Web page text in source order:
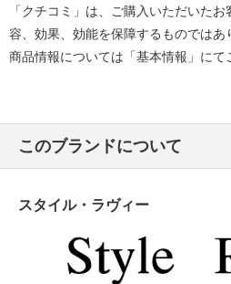
「クチコミ」は、ご購入いただいた
容、効果、効能を保障するものではあ
商品情報については「基本情報」にて
このブランドについて
スタイル・ラヴィー